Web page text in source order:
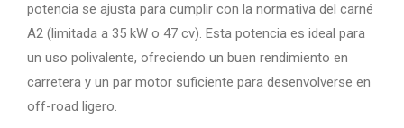
potencia se ajusta para cumplir con la normativa del carné
A2 (limitada a 35 kW o 47 cv). Esta potencia es ideal para
un uso polivalente, ofreciendo un buen rendimiento en
carretera y un par motor suficiente para desenvolverse en
off-road ligero.